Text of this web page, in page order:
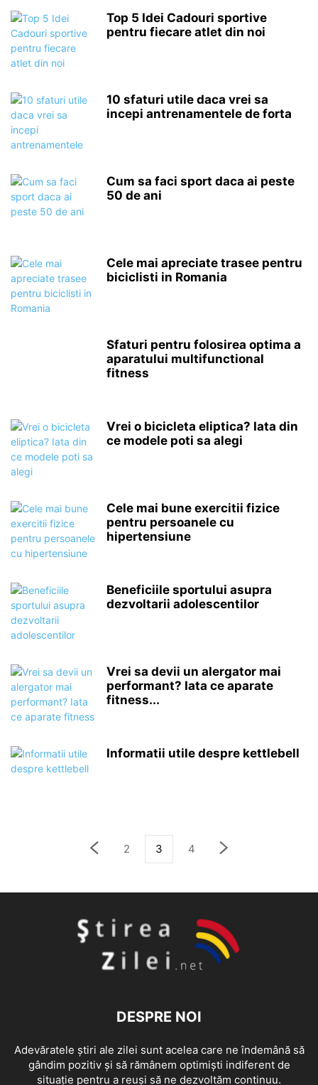
Top 5 Idei Cadouri sportive
pentru fiecare atlet din noi
10 sfaturi utile daca vrei sa
incepi antrenamentele de forta
Cum sa faci sport daca ai peste
50 de ani
Cele mai apreciate trasee pentru
biciclisti in Romania
Sfaturi pentru folosirea optima a
aparatului multifunctional
fitness
Vrei o bicicleta eliptica? Iata din
ce modele poti sa alegi
Cele mai bune exercitii fizice
pentru persoanele cu
hipertensiune
Beneficiile sportului asupra
dezvoltarii adolescentilor
Vrei sa devii un alergator mai
performant? Iata ce aparate
fitness...
Informatii utile despre kettlebell
2 3 4
DESPRE NOI
Adevăratele știri ale zilei sunt acelea care ne îndemână să
gândim pozitiv și să rămânem optimiști indiferent de
situație pentru a reuși să ne dezvoltăm continuu.